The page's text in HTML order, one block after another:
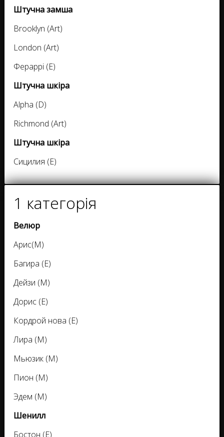
Штучна замша
Brooklyn (Art)
London (Art)
Фераррі (E)
Штучна шкіра
Alpha (D)
Richmond (Art)
Штучна шкіра
Сицилия (E)
1 категорія
Велюр
Арис(М)
Багира (Е)
Дейзи (М)
Дорис (Е)
Кордрой нова (Е)
Лира (М)
Мьюзик (М)
Пион (М)
Эдем (М)
Шенилл
Бостон (Е)